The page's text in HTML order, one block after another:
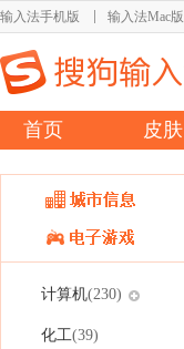
输入法手机版 输入法Mac版
首页 皮肤
计算机(230)
化工(39)